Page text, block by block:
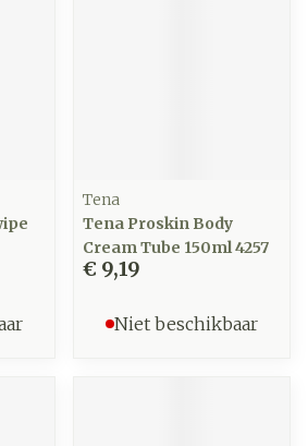
Tena
Tena Proskin Body
Cream Tube 150ml 4257
€ 9,19
Niet beschikbaar